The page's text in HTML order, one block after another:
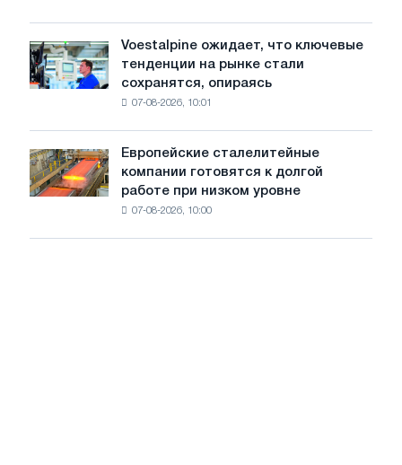
Ярославля
холоднокатаной
стали
из
стран
Voestalpine
ожидает,
что
рынке
стали
сохранятся,
на
Voestalpine ожидает, что ключевые
тенденции на рынке стали
сохранятся, опираясь
07-08-2026, 10:01
Европейские
сталелитейные
компании
Европейские сталелитейные
компании готовятся к долгой
работе при низком уровне
07-08-2026, 10:00